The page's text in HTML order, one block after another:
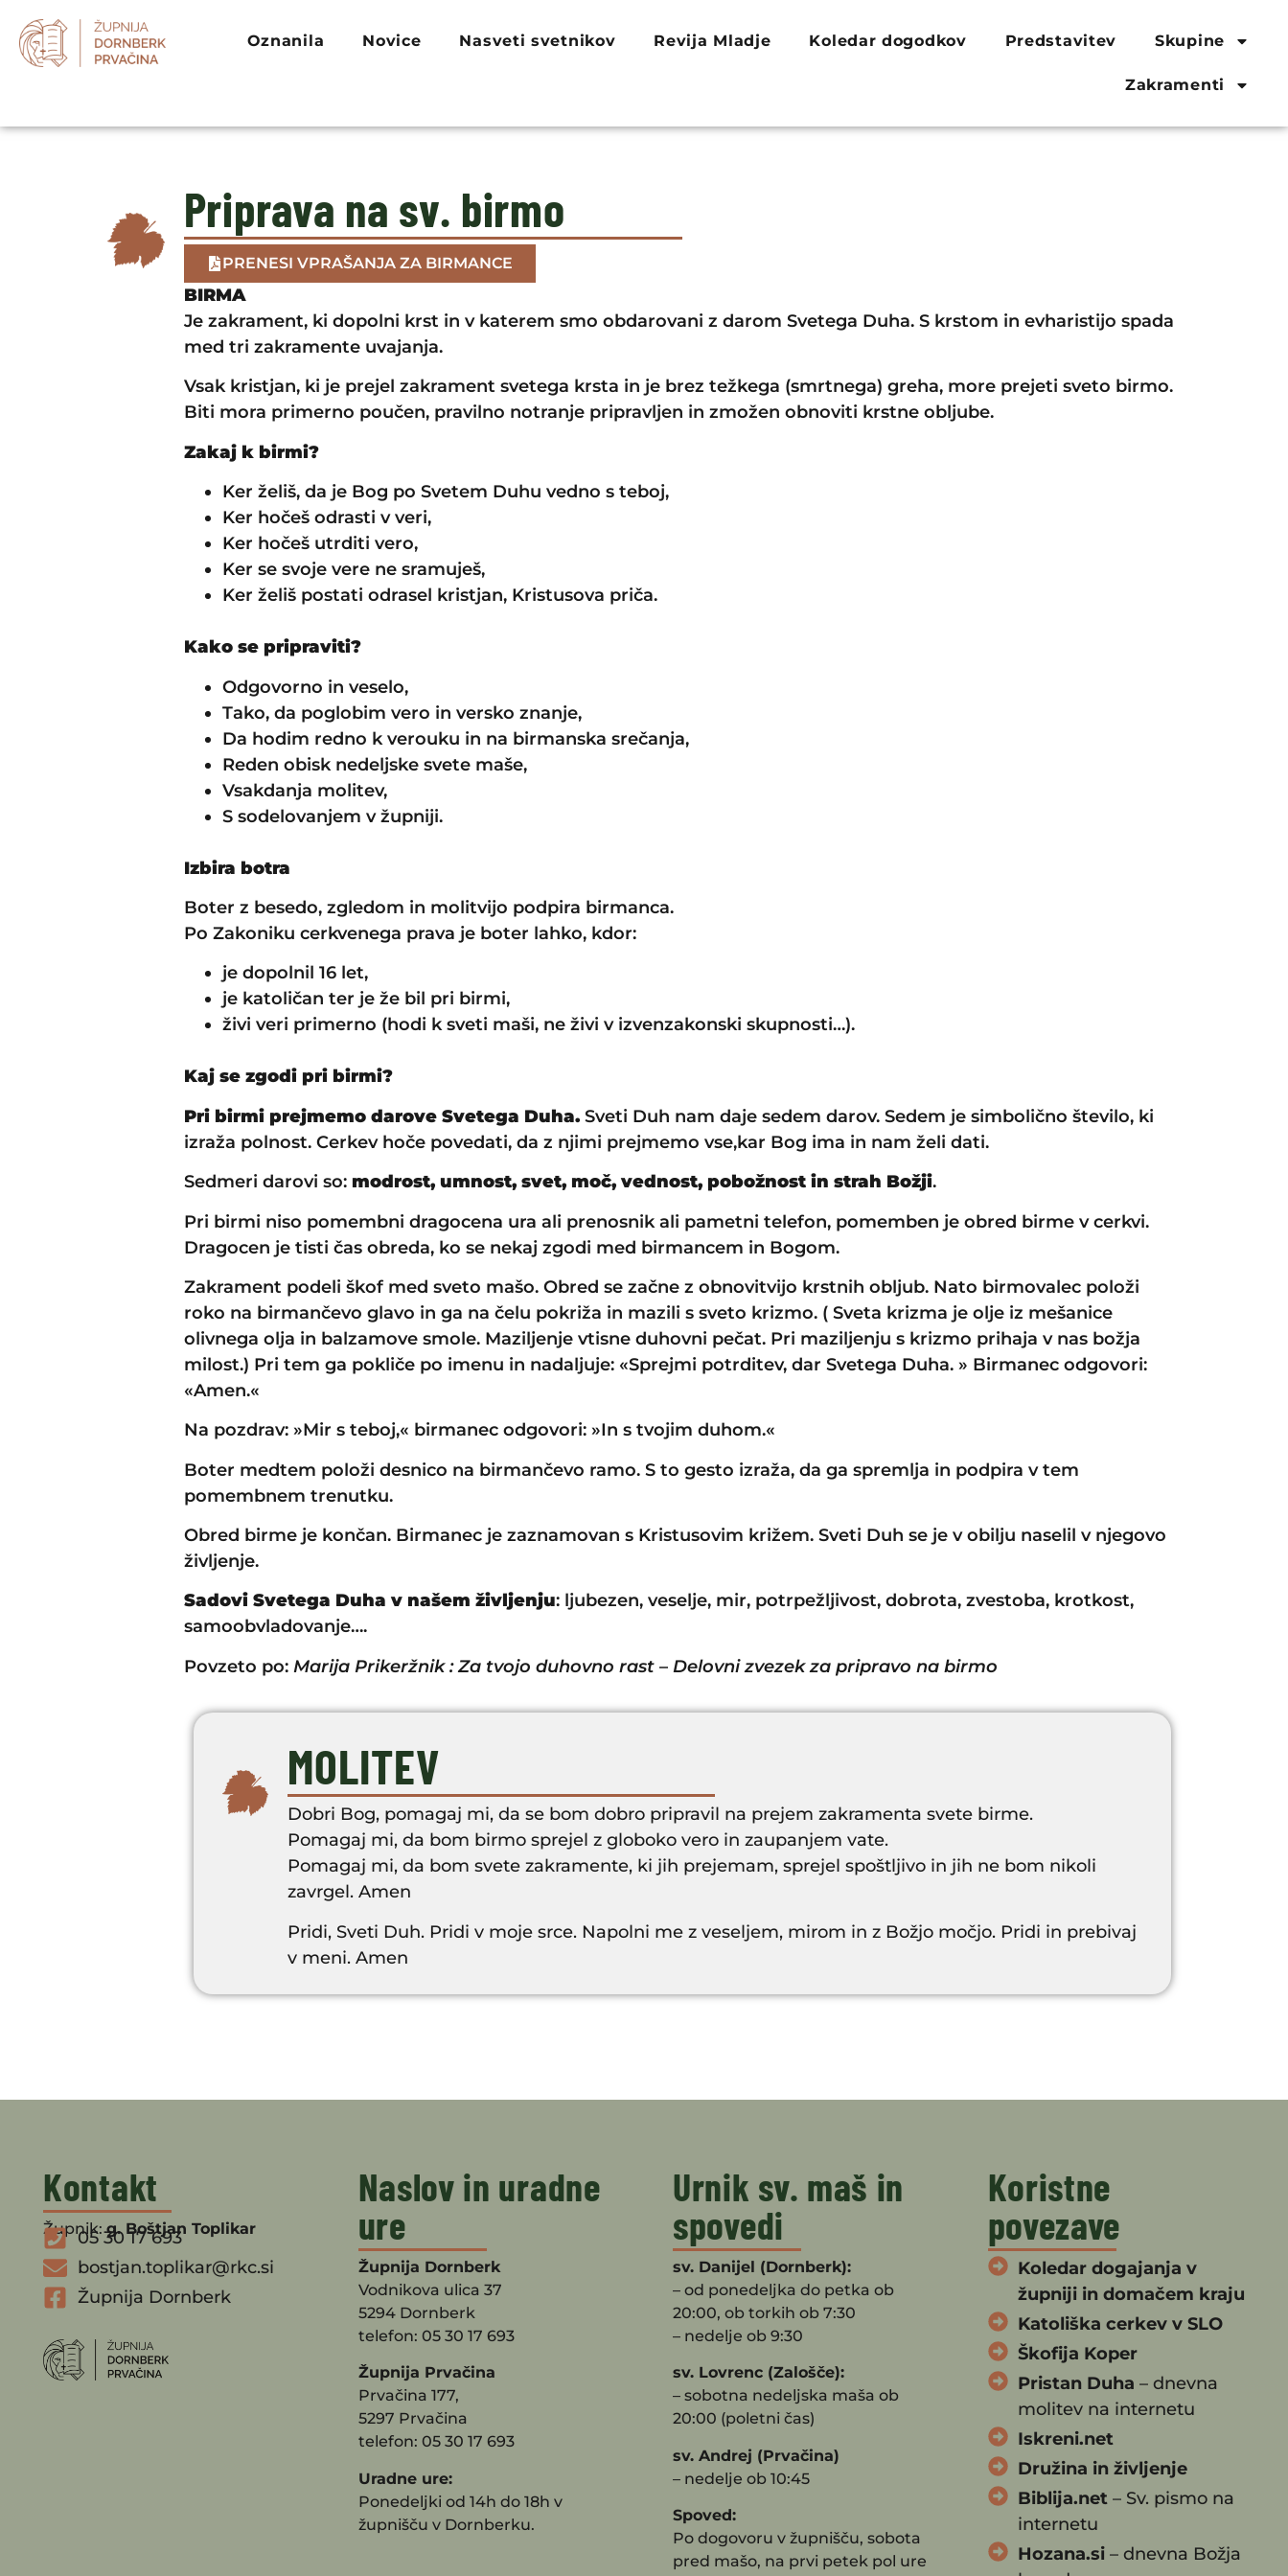
Oznanila Novice Nasveti svetnikov Revija Mladje Koledar dogodkov Predstavitev Skupine
Zakramenti
Priprava na sv. birmo
PRENESI VPRAŠANJA ZA BIRMANCE
BIRMA
Je zakrament, ki dopolni krst in v katerem smo obdarovani z darom Svetega Duha. S krstom in evharistijo spada
med tri zakramente uvajanja.
Vsak kristjan, ki je prejel zakrament svetega krsta in je brez težkega (smrtnega) greha, more prejeti sveto birmo.
Biti mora primerno poučen, pravilno notranje pripravljen in zmožen obnoviti krstne obljube.
Zakaj k birmi?
Ker želiš, da je Bog po Svetem Duhu vedno s teboj,
Ker hočeš odrasti v veri,
Ker hočeš utrditi vero,
Ker se svoje vere ne sramuješ,
Ker želiš postati odrasel kristjan, Kristusova priča.
Kako se pripraviti?
Odgovorno in veselo,
Tako, da poglobim vero in versko znanje,
Da hodim redno k verouku in na birmanska srečanja,
Reden obisk nedeljske svete maše,
Vsakdanja molitev,
S sodelovanjem v župniji.
Izbira botra
Boter z besedo, zgledom in molitvijo podpira birmanca.
Po Zakoniku cerkvenega prava je boter lahko, kdor:
je dopolnil 16 let,
je katoličan ter je že bil pri birmi,
živi veri primerno (hodi k sveti maši, ne živi v izvenzakonski skupnosti…).
Kaj se zgodi pri birmi?
Pri birmi prejmemo darove Svetega Duha.Sveti Duh nam daje sedem darov. Sedem je simbolično število, ki
izraža polnost. Cerkev hoče povedati, da z njimi prejmemo vse,kar Bog ima in nam želi dati.
Sedmeri darovi so: modrost, umnost, svet, moč, vednost, pobožnost in strah Božji.
Pri birmi niso pomembni dragocena ura ali prenosnik ali pametni telefon, pomemben je obred birme v cerkvi.
Dragocen je tisti čas obreda, ko se nekaj zgodi med birmancem in Bogom.
Zakrament podeli škof med sveto mašo. Obred se začne z obnovitvijo krstnih obljub. Nato birmovalec položi
roko na birmančevo glavo in ga na čelu pokriža in mazili s sveto krizmo. ( Sveta krizma je olje iz mešanice
olivnega olja in balzamove smole. Maziljenje vtisne duhovni pečat. Pri maziljenju s krizmo prihaja v nas božja
milost.) Pri tem ga pokliče po imenu in nadaljuje: «Sprejmi potrditev, dar Svetega Duha. » Birmanec odgovori:
«Amen.«
Na pozdrav: »Mir s teboj,« birmanec odgovori: »In s tvojim duhom.«
Boter medtem položi desnico na birmančevo ramo. S to gesto izraža, da ga spremlja in podpira v tem
pomembnem trenutku.
Obred birme je končan. Birmanec je zaznamovan s Kristusovim križem. Sveti Duh se je v obilju naselil v njegovo
življenje.
Sadovi Svetega Duha v našem življenju: ljubezen, veselje, mir, potrpežljivost, dobrota, zvestoba, krotkost,
samoobvladovanje….
Povzeto po: Marija Prikeržnik : Za tvojo duhovno rast– Delovni zvezek za pripravo na birmo
MOLITEV
Dobri Bog, pomagaj mi, da se bom dobro pripravil na prejem zakramenta svete birme.
Pomagaj mi, da bom birmo sprejel z globoko vero in zaupanjem vate.
Pomagaj mi, da bom svete zakramente, ki jih prejemam, sprejel spoštljivo in jih ne bom nikoli
zavrgel. Amen
Pridi, Sveti Duh. Pridi v moje srce. Napolni me z veseljem, mirom in z Božjo močjo. Pridi in prebivaj
v meni. Amen
Kontakt
Župnik:g. Boštjan Toplikar
05 30 17 693
bostjan.toplikar@rkc.si
Župnija Dornberk
Naslov in uradne
ure
Župnija Dornberk
Vodnikova ulica 37
5294 Dornberk
telefon: 05 30 17 693
Župnija Prvačina
Prvačina 177,
5297 Prvačina
telefon: 05 30 17 693
Uradne ure:
Ponedeljki od 14h do 18h v
župnišču v Dornberku.
Urnik sv. maš in
spovedi
sv. Danijel (Dornberk):
– od ponedeljka do petka ob
20:00, ob torkih ob 7:30
– nedelje ob 9:30
sv. Lovrenc (Zalošče):
– sobotna nedeljska maša ob
20:00 (poletni čas)
sv. Andrej (Prvačina)
– nedelje ob 10:45
Spoved:
Po dogovoru v župnišču, sobota
pred mašo, na prvi petek pol ure
Koristne
povezave
Koledar dogajanja v
župniji in domačem kraju
Katoliška cerkev v SLO
Škofija Koper
Pristan Duha – dnevna
molitev na internetu
Iskreni.net
Družina in življenje
Biblija.net– Sv. pismo na
internetu
Hozana.si– dnevna Božja